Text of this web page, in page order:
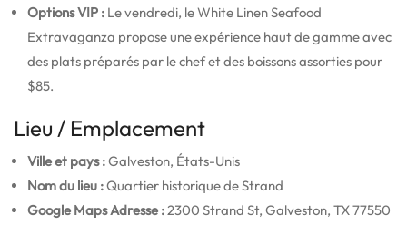
Options VIP : Le vendredi, le White Linen Seafood
Extravaganza propose une expérience haut de gamme avec
des plats préparés par le chef et des boissons assorties pour
$85.
Lieu / Emplacement
Ville et pays :Galveston, États-Unis
Nom du lieu :Quartier historique de Strand
Google Maps Adresse :2300 Strand St, Galveston, TX 77550